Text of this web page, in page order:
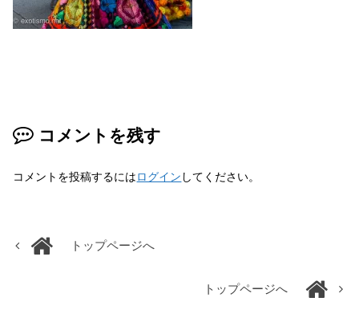
コメントを残す
コメントを投稿するにはログイン してください。
トップページへ
トップページへ